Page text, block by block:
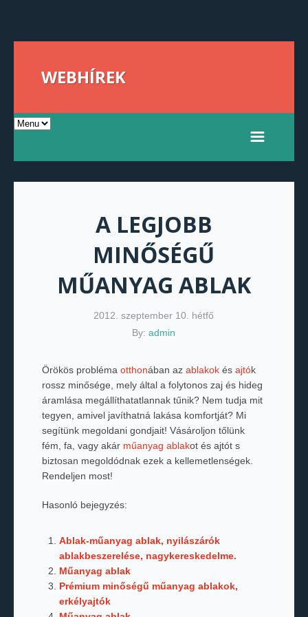
WEBHÍREK
A LEGJOBB
MINŐSÉGŰ
MŰANYAG ABLAK
2012. szeptember 10. hétfő
By:admin
Örökös probléma otthonában az ablakokés ajtók
rossz minősége, mely által a folytonos zaj és hideg
áramlása megállíthatatlannak tűnik? Nem tudja mit
tegyen, amivel javíthatná lakása komfortját? Mi
segítünk megoldani gondjait! Vásároljon tőlünk
fém, fa, vagy akár műanyag ablakot és ajtót s
biztosan megoldódnak ezek a kellemetlenségek.
Rendeljen most!
Hasonló bejegyzés:
Ablak-műanyag ablak, nyilászárók
ablakbeszerelése, nagykereskedelme.
Műanyag ablak
Prémium minőségű műanyag ablakok,
erkélyajtók